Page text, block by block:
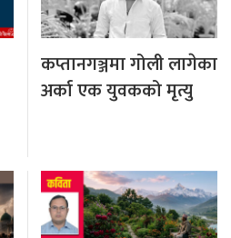
कप्तानगञ्जमा गोली लागेका
अर्का एक युवकको मृत्यु